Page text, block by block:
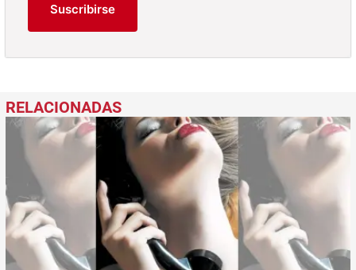
Suscribirse